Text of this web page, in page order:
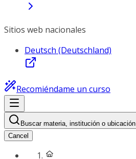
Sitios web nacionales
Deutsch (Deutschland)
Recomiéndame un curso
Buscar materia, institución o ubicación
Cancel